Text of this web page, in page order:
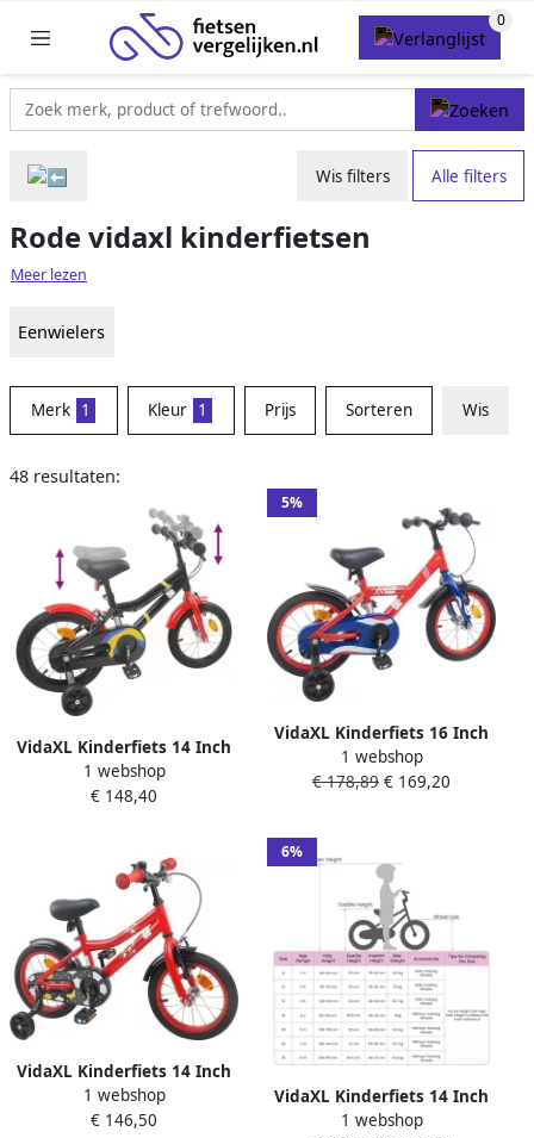
Wis filters Alle filters
Rode vidaxl kinderfietsen
Meer lezen
Eenwielers
Merk 1 Kleur 1 Prijs Sorteren Wis
48 resultaten:
VidaXL Kinderfiets 14 Inch
voor 3-5 jaar oud Zwart
rood
1 webshop
€ 148,40
5%
VidaXL Kinderfiets 16 Inch
voor 4-6 jaar oud Rood
1 webshop
€ 178,89 € 169,20
VidaXL Kinderfiets 14 Inch
voor 3-5 jaar oud Rood
1 webshop
€ 146,50
6%
VidaXL Kinderfiets 14 Inch
voor 3-5 jaar oud Rood
1 webshop